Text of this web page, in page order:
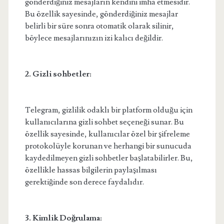
gönderdiğiniz mesajların kendini imha etmesidir.
Bu özellik sayesinde, gönderdiğiniz mesajlar
belirli bir süre sonra otomatik olarak silinir,
böylece mesajlarınızın izi kalıcı değildir.
2. Gizli sohbetler:
Telegram, gizlilik odaklı bir platform olduğu için
kullanıcılarına gizli sohbet seçeneği sunar. Bu
özellik sayesinde, kullanıcılar özel bir şifreleme
protokolüyle korunan ve herhangi bir sunucuda
kaydedilmeyen gizli sohbetler başlatabilirler. Bu,
özellikle hassas bilgilerin paylaşılması
gerektiğinde son derece faydalıdır.
3. Kimlik Doğrulama: